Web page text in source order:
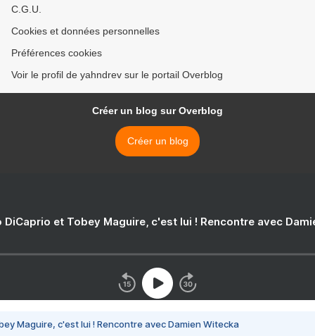
C.G.U.
Cookies et données personnelles
Préférences cookies
Voir le profil de yahndrev sur le portail Overblog
Créer un blog sur Overblog
Créer un blog
DiCaprio et Tobey Maguire, c'est lui ! Rencontre avec
Maguire, c'est lui ! Rencontre avec Damien Witecka